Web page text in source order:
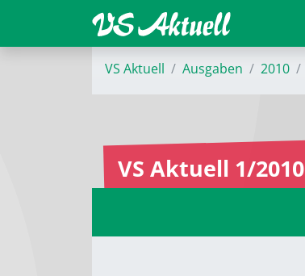
VS Aktuell Ausgaben 2010
VS Aktuell 1/2010